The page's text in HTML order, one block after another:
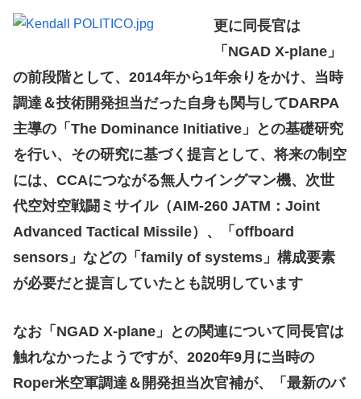
更に同長官は
「NGAD X-plane」
の前段階として、2014年から1年余りをかけ、当時
調達＆技術開発担当だった自身も関与してDARPA
主導の「The Dominance Initiative」との基礎研究
を行い、その研究に基づく提言として、将来の制空
には、CCAにつながる無人ウイングマン機、次世
代空対空戦闘ミサイル（AIM-260 JATM：Joint
Advanced Tactical Missile）、「offboard
sensors」などの「family of systems」構成要素
が必要だと提言していたとも説明しています
なお「NGAD X-plane」との関連について同長官は
触れなかったようですが、2020年9月に当時の
Roper米空軍調達＆開発担当次官補が、「最新のバ